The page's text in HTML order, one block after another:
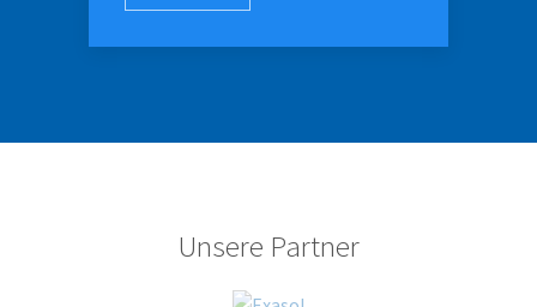
Unsere Partner